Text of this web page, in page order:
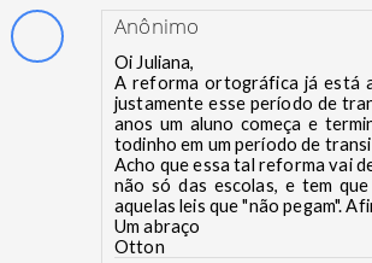
Anônimo
Oi Juliana,
A reforma ortográfica já está
justamente esse período de
anos um aluno começa e
todinho em um período de
Acho que essa tal reforma vai
não só das escolas, e tem
aquelas leis que "não pegam".
Um abraço
Otton